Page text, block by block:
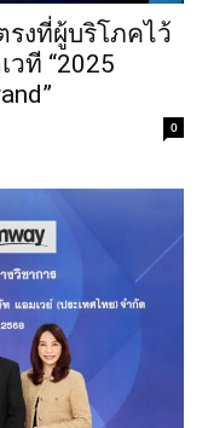
รงที่ผู้บริโภคไว้
วที “2025
0